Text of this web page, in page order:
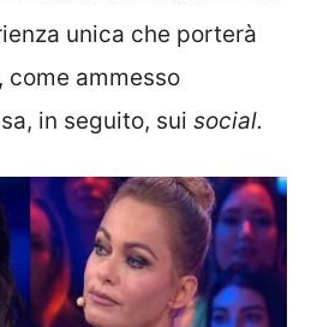
unica che porterà
come ammesso
in seguito, sui social.